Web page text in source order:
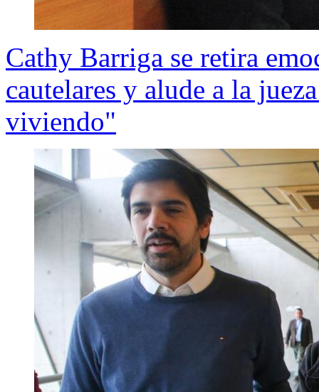
Cathy Barriga se retira
cautelares y alude a la
viviendo"